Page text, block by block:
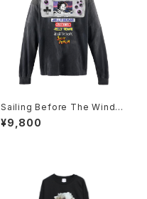
Sailing Before The Wind×a
cOlaSia long sleeve
¥9,800